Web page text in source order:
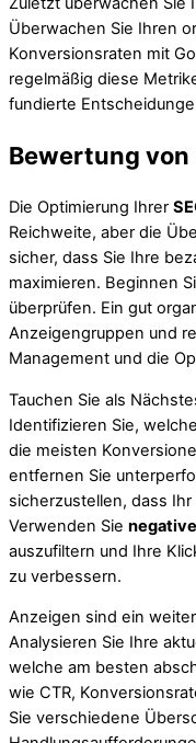
Überwachen Sie Ihren
Konversionsraten mit
regelmäßig diese
fundierte
Bewertung von
Die Optimierung Ihrer
Reichweite, aber die
sicher, dass Sie Ihre
maximieren. Beginnen
überprüfen. Ein gut
Anzeigengruppen und
Management und die
Tauchen Sie als
Identifizieren Sie,
die meisten
entfernen Sie
sicherzustellen, dass
Verwenden Sie
auszufiltern und Ihre
zu verbessern.
Anzeigen sind ein
Analysieren Sie Ihre
welche am besten
wie CTR,
Sie verschiedene